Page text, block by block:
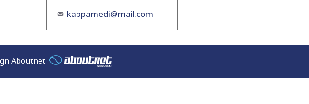
kappamedi@mail.com
Aboutnet